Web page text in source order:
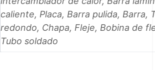
caliente, Placa, Barra pulida, Barra,
redondo, Chapa, Fleje, Bobina de
Tubo soldado